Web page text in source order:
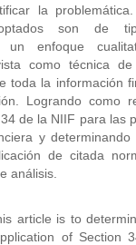
la
son de
un enfoque
como técnica de
toda la información
Logrando como
de la NIIF para las
y
de citada
análisis.
article is to
of Section